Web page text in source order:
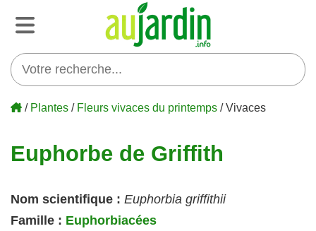
/ Plantes / Fleurs vivaces du printemps / Vivaces
Euphorbe de Griffith
Nom scientifique : Euphorbia griffithii
Famille : Euphorbiacées